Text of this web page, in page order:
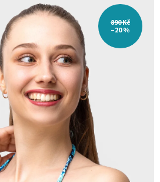
890 Kč
–20 %